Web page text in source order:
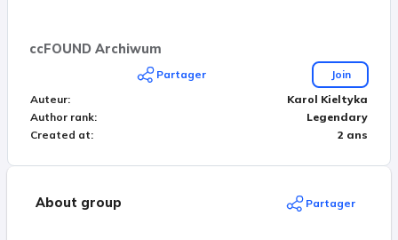
ccFOUND Archiwum
Partager
Join
Auteur:
Karol Kieltyka
Author rank:
Legendary
Created at: 2 ans
About group Partager